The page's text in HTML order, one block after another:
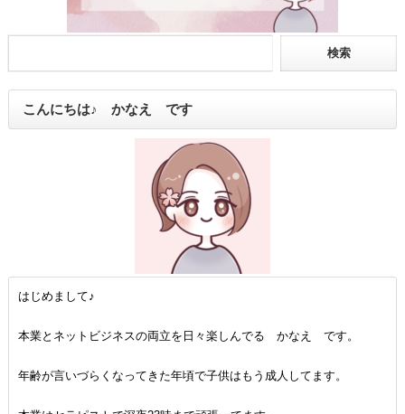
こんにちは♪ かなえ です
はじめまして♪
本業とネットビジネスの両立を日々楽しんでる かなえ です。
年齢が言いづらくなってきた年頃で子供はもう成人してます。